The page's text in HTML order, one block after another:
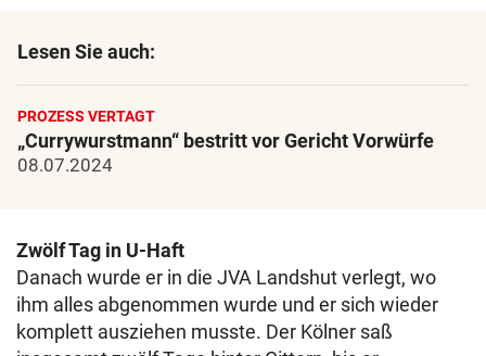
Lesen Sie auch:
PROZESS VERTAGT
„Currywurstmann“ bestritt vor Gericht Vorwürfe
08.07.2024
Zwölf Tag in U-Haft
Danach wurde er in die JVA Landshut verlegt, wo
ihm alles abgenommen wurde und er sich wieder
komplett ausziehen musste. Der Kölner saß